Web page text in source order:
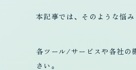
本記事では、そのような悩
各ツール/サービスや各社の
さい。